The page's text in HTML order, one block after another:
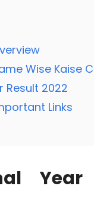
Wise Kaise
Result 2022
Links
Year